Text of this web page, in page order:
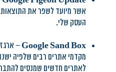
אשר מיועד לשפר את התוצאות
העסק שלי.
Google Sand Box
–
מקדמי אתרים רבים שלפיה
לאתרים חדשים שמנסים